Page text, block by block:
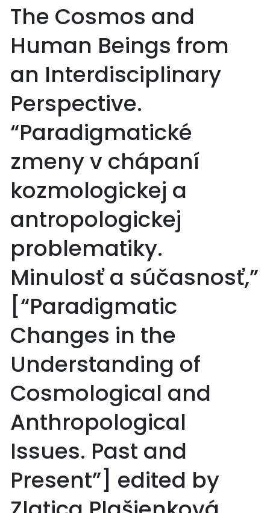
The Cosmos and
Human Beings from
an Interdisciplinary
Perspective.
“Paradigmatické
zmeny v chápaní
kozmologickej a
antropologickej
problematiky.
Minulosť a súčasnosť,”
[“Paradigmatic
Changes in the
Understanding of
Cosmological and
Anthropological
Issues. Past and
Present”] edited by